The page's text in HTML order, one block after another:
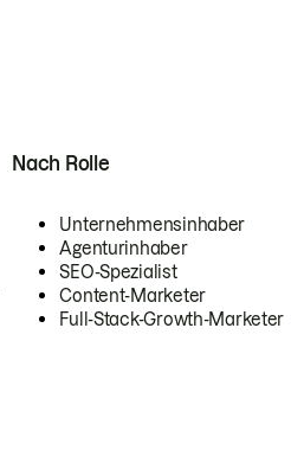
Nach Rolle
Unternehmensinhaber
Agenturinhaber
SEO-Spezialist
Content-Marketer
Full-Stack-Growth-Marketer